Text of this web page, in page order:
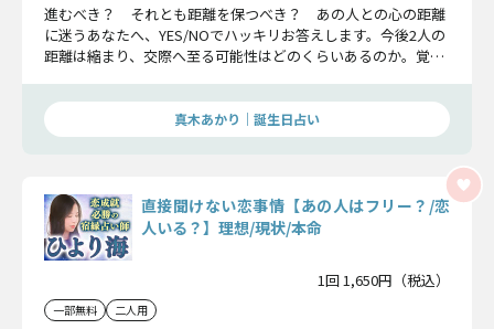
進むべき？ それとも距離を保つべき？ あの人との心の距離
に迷うあなたへ、YES/NOでハッキリお答えします。今後2人の
距離は縮まり、交際へ至る可能性はどのくらいあるのか。覚悟
真木あかり｜誕生日占い
直接聞けない恋事情【あの人はフリー？/恋
人いる？】理想/現状/本命
1回 1,650円（税込）
一部無料 二人用